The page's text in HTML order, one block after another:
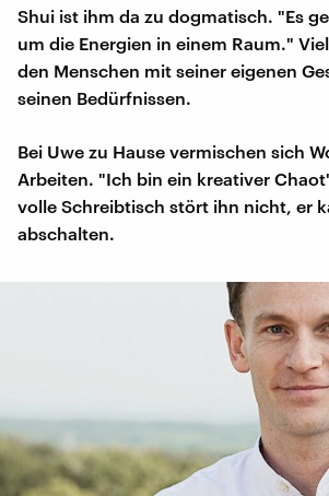
Shui ist ihm da zu dogmatisch. "Es
um die Energien in einem Raum."
den Menschen mit seiner eigenen
seinen Bedürfnissen.
Bei Uwe zu Hause vermischen sich
Arbeiten. "Ich bin ein kreativer
volle Schreibtisch stört ihn nicht, er
abschalten.